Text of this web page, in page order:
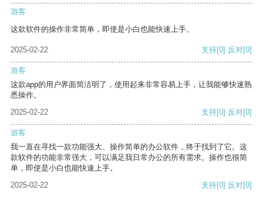
游客
这款软件的操作非常简单，即使是小白也能快速上手。
2025-02-22 支持[0] 反对[0]
游客
这款app的用户界面简洁明了，使用起来非常容易上手，让我能够快速熟
悉操作。
2025-02-22
支持[0] 反对[0]
游客
我一直在寻找一款功能强大、操作简单的办公软件，终于找到了它。这
款软件的功能非常强大，可以满足我日常办公的所有需求。操作也很简
单，即使是小白也能快速上手。
2025-02-22
支持[0] 反对[0]